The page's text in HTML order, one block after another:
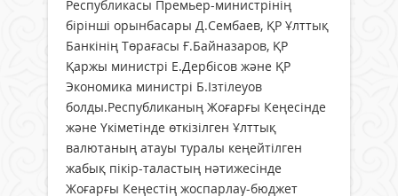
Республикасы Премьер-министрінің
бірінші орынбасары Д.Сембаев, ҚР Ұлттық
Банкінің Төрағасы Ғ.Байназаров, ҚР
Қаржы министрі Е.Дербісов және ҚР
Экономика министрі Б.Ізтілеуов
болды.Республиканың Жоғарғы Кеңесінде
және Үкіметінде өткізілген Ұлттық
валютаның атауы туралы кеңейтілген
жабық пікір-таластың нәтижесінде
Жоғарғы Кеңестің жоспарлау-бюджет